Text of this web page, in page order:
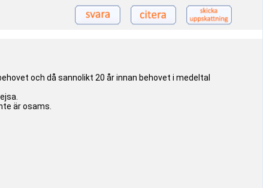
och då sannolikt 20 år innan behovet i medeltal
är osams.